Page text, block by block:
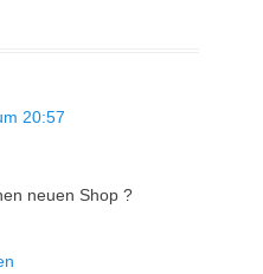
20:57
neuen Shop ?